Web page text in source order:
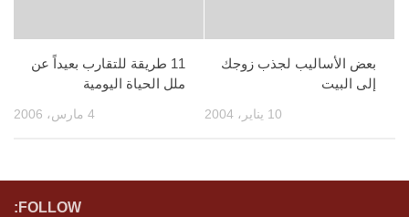
11 طريقة للتقارب بعيداً عن
ملل الحياة اليومية
4 مارس، 2006
بعض الأساليب لجذب زوجك
إلى البيت
10 يناير، 2004
FOLLOW: